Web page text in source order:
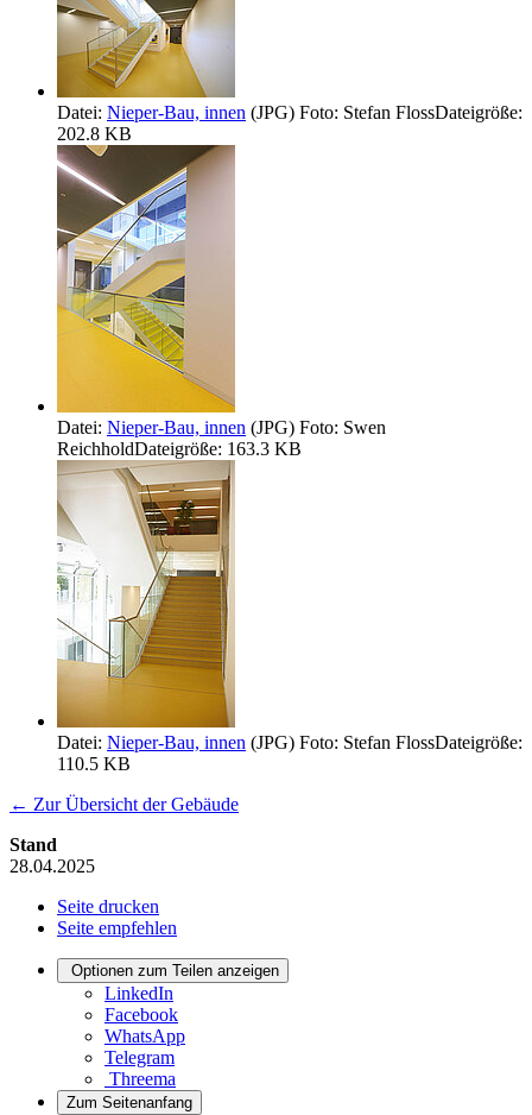
Datei: Nieper-Bau, innen (JPG) Foto: Stefan FlossDateigröße:
202.8 KB
Datei: Nieper-Bau, innen (JPG) Foto: Swen
ReichholdDateigröße: 163.3 KB
Datei: Nieper-Bau, innen (JPG) Foto: Stefan FlossDateigröße:
110.5 KB
← Zur Übersicht der Gebäude
Stand
28.04.2025
Seite drucken
Seite empfehlen
Optionen zum Teilen anzeigen
LinkedIn
Facebook
WhatsApp
Telegram
Threema
Zum Seitenanfang